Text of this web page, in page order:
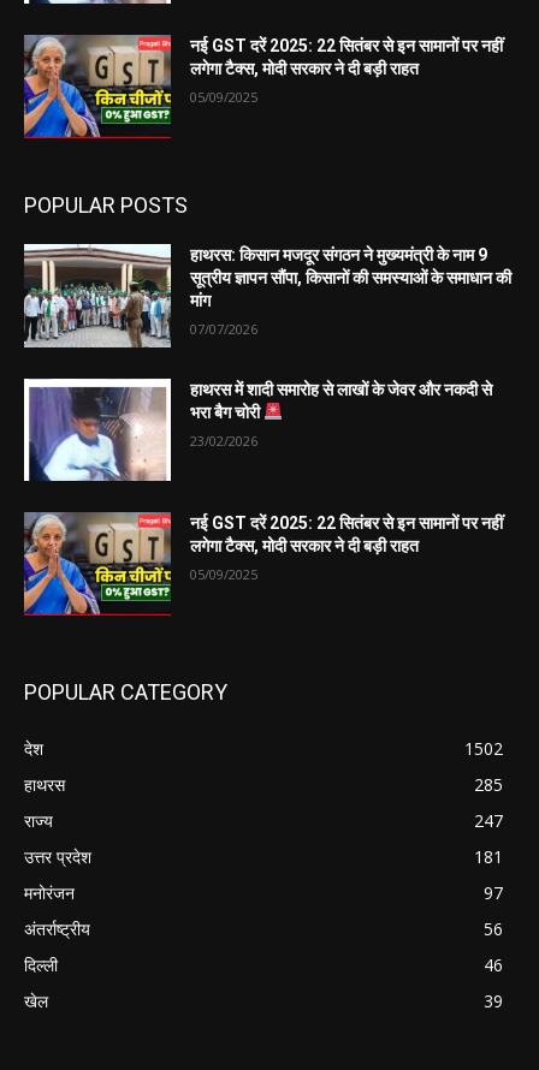
नई GST दरें 2025: 22 सितंबर से इन सामानों पर नहीं
लगेगा टैक्स, मोदी सरकार ने दी बड़ी राहत
05/09/2025
POPULAR POSTS
हाथरस: किसान मजदूर संगठन ने मुख्यमंत्री के नाम 9
सूत्रीय ज्ञापन सौंपा, किसानों की समस्याओं के समाधान की
मांग
07/07/2026
हाथरस में शादी समारोह से लाखों के जेवर और नकदी से
भरा बैग चोरी
23/02/2026
नई GST दरें 2025: 22 सितंबर से इन सामानों पर नहीं
लगेगा टैक्स, मोदी सरकार ने दी बड़ी राहत
05/09/2025
POPULAR CATEGORY
देश
1502
हाथरस
285
राज्य
247
उत्तर प्रदेश
181
मनोरंजन
97
अंतर्राष्ट्रीय
56
दिल्ली
46
खेल
39